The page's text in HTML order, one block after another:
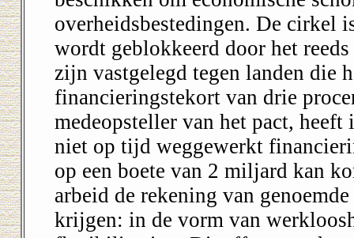
overheidsbestedingen. De cirkel
wordt geblokkeerd door het
zijn vastgelegd tegen landen die
financieringstekort van drie
medeopsteller van het pact, heeft
niet op tijd weggewerkt
op een boete van 2 miljard kan
arbeid de rekening van
krijgen: in de vorm van